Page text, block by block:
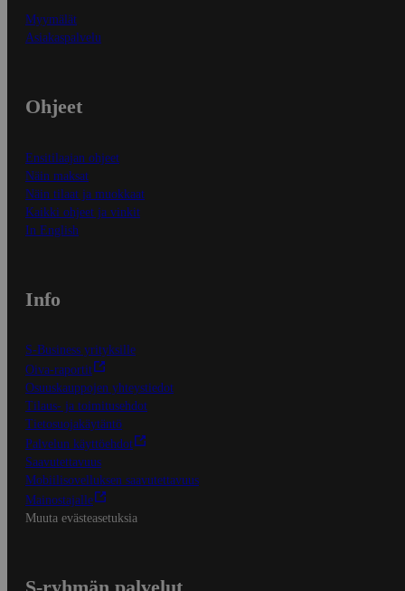
Myymälät
Asiakaspalvelu
Ohjeet
Ensitilaajan ohjeet
Näin maksat
Näin tilaat ja muokkaat
Kaikki ohjeet ja vinkit
In English
Info
S-Business yrityksille
Oiva-raportit
Osuuskauppojen yhteystiedot
Tilaus- ja toimitusehdot
Tietosuojakäytäntö
Palvelun käyttöehdot
Saavutettavuus
Mobiilisovelluksen saavutettavuus
Mainostajalle
Muuta evästeasetuksia